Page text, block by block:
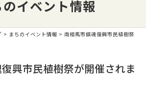
のイベント情報
> まちのイベント情報 > 南相馬市鎮魂復興市民植樹祭
興市民植樹祭が開催されま